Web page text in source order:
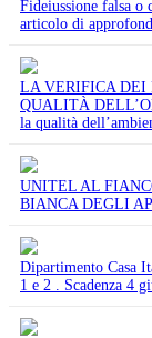
Fideiussione falsa o
articolo di
LA VERIFICA DEI
QUALITÀ
la qualità
UNITEL AL
BIANCA DEGLI
Dipartimento Casa
1 e 2 . Scadenza 4